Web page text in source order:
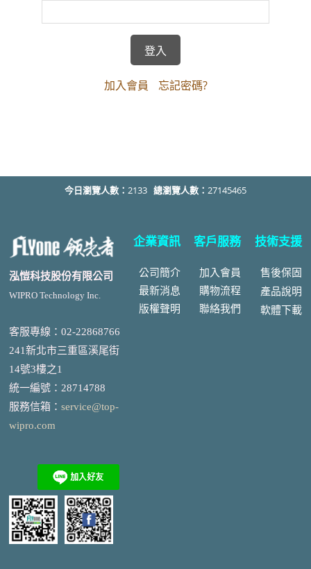
加入會員 忘記密碼?
今日瀏覽人數： 2133 總瀏覽人數： 27145465
泓愷科技股份有限公司
WIPRO Technology Inc.
客服專線：02-22868766
241新北市三重區溪尾街
14號3樓之1
統一編號 ： 28714788
服務信箱： service@top-
wipro.com
企業資訊
公司簡介
最新消息
版權聲明
客戶服務
加入會員
購物流程
聯絡我們
技術支援
售後保固
產品說明
軟體下載